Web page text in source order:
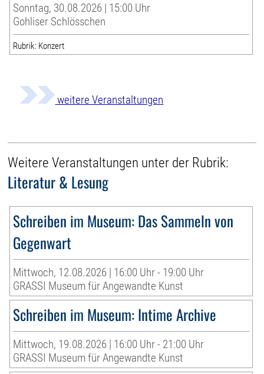
Sonntag, 30.08.2026 | 15:00 Uhr
Gohliser Schlösschen
Rubrik: Konzert
weitere Veranstaltungen
Weitere Veranstaltungen unter der Rubrik:
Literatur & Lesung
Schreiben im Museum: Das Sammeln von
Gegenwart
Mittwoch, 12.08.2026 | 16:00 Uhr - 19:00 Uhr
GRASSI Museum für Angewandte Kunst
Schreiben im Museum: Intime Archive
Mittwoch, 19.08.2026 | 16:00 Uhr - 21:00 Uhr
GRASSI Museum für Angewandte Kunst